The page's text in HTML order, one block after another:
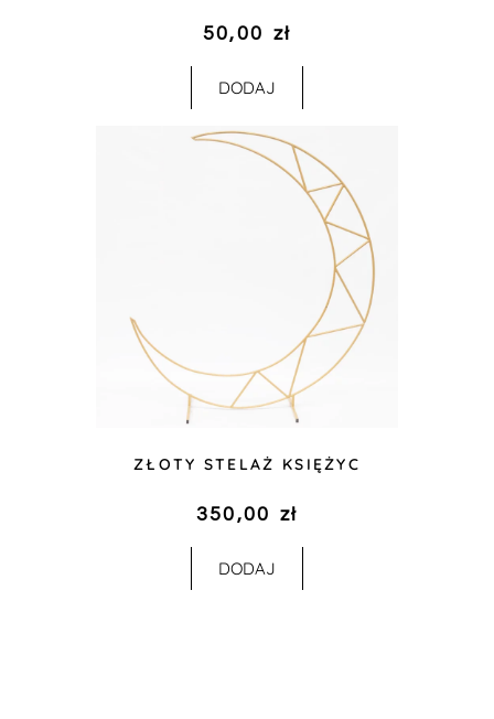
50,00 zł
DODAJ
ZŁOTY STELAŻ KSIĘŻYC
350,00 zł
DODAJ